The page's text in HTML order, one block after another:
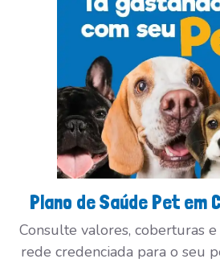
Plano de Saúde Pet em
Consulte valores, coberturas
rede credenciada para o seu